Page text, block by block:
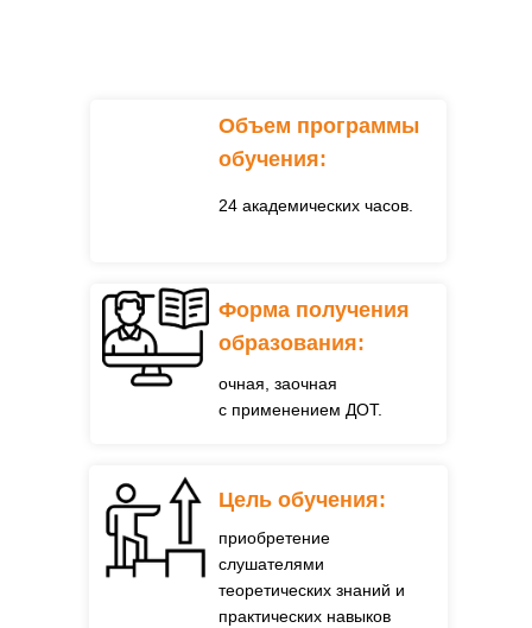
24 академических часов.
Объем программы
обучения:
очная, заочная
с применением ДОТ.
Форма получения
образования:
приобретение
слушателями
теоретических знаний и
практических навыков
Цель обучения: